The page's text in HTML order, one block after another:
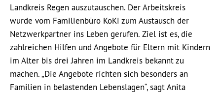
Landkreis Regen auszutauschen. Der Arbeitskreis
wurde vom Familienbüro KoKi zum Austausch der
Netzwerkpartner ins Leben gerufen. Ziel ist es, die
zahlreichen Hilfen und Angebote für Eltern mit Kindern
im Alter bis drei Jahren im Landkreis bekannt zu
machen. „Die Angebote richten sich besonders an
Familien in belastenden Lebenslagen“, sagt Anita